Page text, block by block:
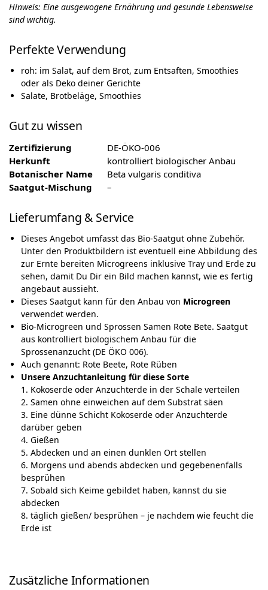
Hinweis: Eine ausgewogene Ernährung und gesunde Lebensweise
sind wichtig.
Perfekte Verwendung
roh: im Salat, auf dem Brot, zum Entsaften, Smoothies
oder als Deko deiner Gerichte
Salate, Brotbeläge, Smoothies
Gut zu wissen
Zertifizierung
DE-ÖKO-006
Herkunft
kontrolliert biologischer Anbau
Botanischer Name
Beta vulgaris conditiva
Saatgut-Mischung
–
Lieferumfang & Service
Dieses Angebot umfasst das Bio-Saatgut ohne Zubehör.
Unter den Produktbildern ist eventuell eine Abbildung des
zur Ernte bereiten Microgreens inklusive Tray und Erde zu
sehen, damit Du Dir ein Bild machen kannst, wie es fertig
angebaut aussieht.
Dieses Saatgut kann für den Anbau von Microgreen
verwendet werden.
Bio-Microgreen und Sprossen Samen Rote Bete. Saatgut
aus kontrolliert biologischem Anbau für die
Sprossenanzucht (DE ÖKO 006).
Auch genannt: Rote Beete, Rote Rüben
Unsere Anzuchtanleitung für diese Sorte
1. Kokoserde oder Anzuchterde in der Schale verteilen
2. Samen ohne einweichen auf dem Substrat säen
3. Eine dünne Schicht Kokoserde oder Anzuchterde
darüber geben
4. Gießen
5. ​Abdecken und an einen dunklen Ort stellen
6. Morgens und abends abdecken und gegebenenfalls
besprühen
7. Sobald sich Keime gebildet haben, kannst du sie
abdecken
8. täglich gießen/ besprühen – je nachdem wie feucht die
Erde ist
Zusätzliche Informationen